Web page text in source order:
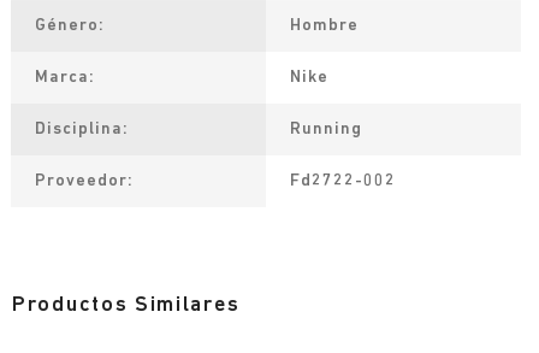
Género Hombre
Marca Nike
Disciplina Running
Proveedor Fd2722-002
Productos Similares